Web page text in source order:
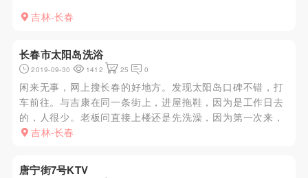
吉林-长春
长春市太阳岛洗浴
2019-09-30 1412 25 0
闲来无事，网上搜长春的好地方。发现太阳岛口碑不错，打
车前往。与吉康在同一条街上，进屋拖鞋，因为是工作日去
的，人很少。老板问直接上楼还是先洗澡，因为第一次来，
先洗澡。洗浴很简陋，还有些冷，冲完澡领到对门选人，年
选了一个年龄稍大...
吉林-长春
唐宁街7号KTV